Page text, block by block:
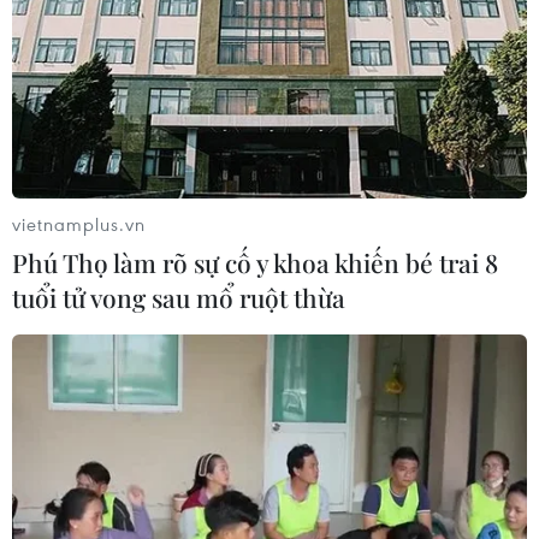
Yếu tố di truyền có thể quyết định
quá trình phát triển ung thư
02/08/2026 09:43
Phương pháp mới giúp phát hiện
sớm bệnh Alzheimer
30/07/2026 14:27
Virus H5N1 lây lan trong quần thể
chim bản địa tại Australia
vietnamplus.vn
Phú Thọ làm rõ sự cố y khoa khiến bé trai 8
tuổi tử vong sau mổ ruột thừa